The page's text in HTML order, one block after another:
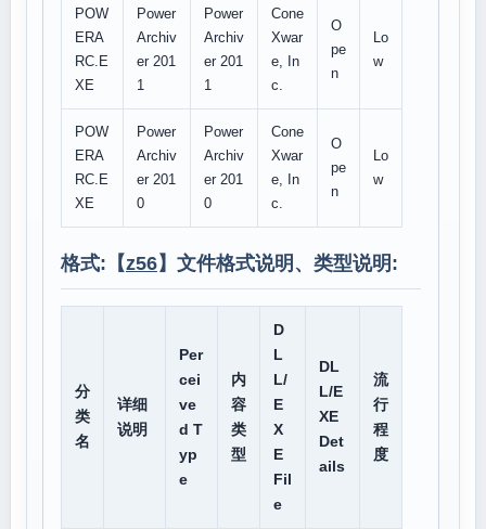
POW
ERA
RC.E
XE
Power
Archiv
er 201
1
Power
Archiv
er 201
1
Cone
Xwar
e, In
c.
O
pe
n
Lo
w
POW
ERA
RC.E
XE
Power
Archiv
er 201
0
Power
Archiv
er 201
0
Cone
Xwar
e, In
c.
O
pe
n
Lo
w
格式:【z56】文件格式说明、类型说明:
分
类
名
详细
说明
Per
cei
ve
d T
yp
e
内
容
类
型
D
L
L/
E
X
E
Fil
e
DL
L/E
XE
Det
ails
流
行
程
度